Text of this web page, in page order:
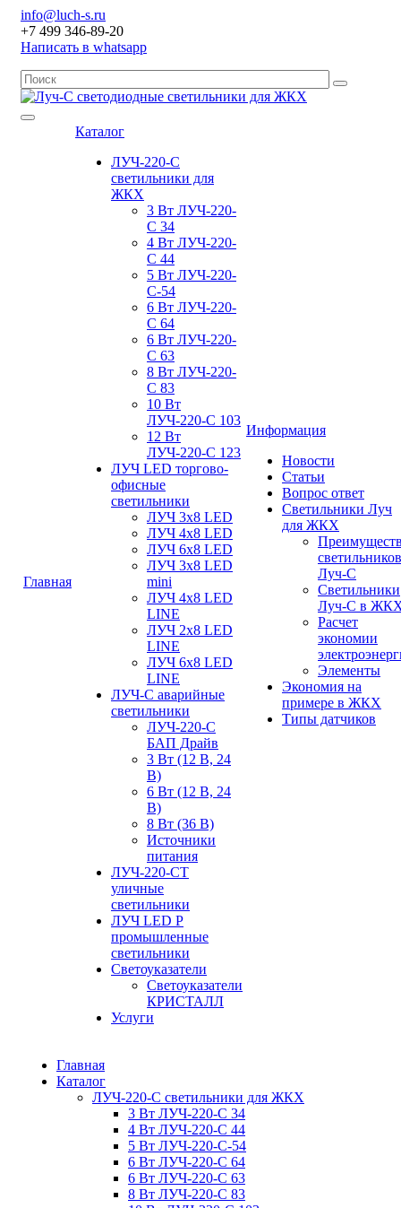
info@luch-s.ru
+7 499 346-89-20
Написать в whatsapp
Главная
Каталог
ЛУЧ-220-С
светильники для
ЖКХ
3 Вт ЛУЧ-220-
С 34
4 Вт ЛУЧ-220-
С 44
5 Вт ЛУЧ-220-
С-54
6 Вт ЛУЧ-220-
С 64
6 Вт ЛУЧ-220-
С 63
8 Вт ЛУЧ-220-
С 83
10 Вт
ЛУЧ-220-С 103
12 Вт
ЛУЧ-220-С 123
ЛУЧ LED торгово-
офисные
светильники
ЛУЧ 3х8 LED
ЛУЧ 4х8 LED
ЛУЧ 6х8 LED
ЛУЧ 3х8 LED
mini
ЛУЧ 4х8 LED
LINE
ЛУЧ 2х8 LED
LINE
ЛУЧ 6х8 LED
LINE
ЛУЧ-С аварийные
светильники
ЛУЧ-220-С
БАП Драйв
3 Вт (12 В, 24
В)
6 Вт (12 В, 24
В)
8 Вт (36 В)
Источники
питания
ЛУЧ-220-СТ
уличные
светильники
ЛУЧ LED P
промышленные
светильники
Светоуказатели
Светоуказатели
КРИСТАЛЛ
Услуги
Информация
Новости
Статьи
Вопрос ответ
Светильники Луч
для ЖКХ
светильников
Луч-С
Светильники
Луч-С в
Расчет
экономии
Элементы
Экономия на
примере в ЖКХ
Типы датчиков
Главная
Каталог
ЛУЧ-220-С светильники для ЖКХ
3 Вт ЛУЧ-220-С 34
4 Вт ЛУЧ-220-С 44
5 Вт ЛУЧ-220-С-54
6 Вт ЛУЧ-220-С 64
6 Вт ЛУЧ-220-С 63
8 Вт ЛУЧ-220-С 83